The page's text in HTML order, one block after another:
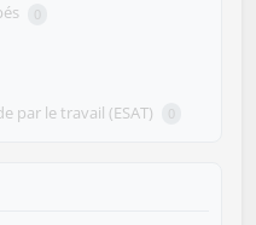
0
par le travail (ESAT) 0